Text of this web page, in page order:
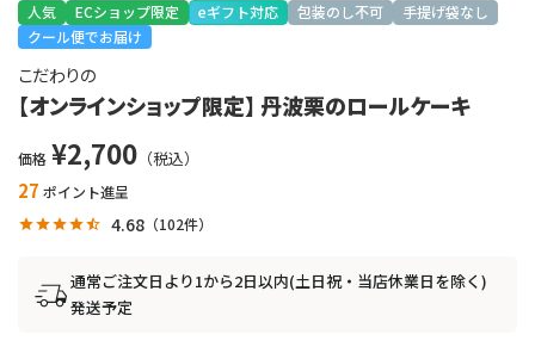
人気 ECショップ限定 eギフト対応 包装のし不可
手提げ袋なし
クール便でお届け
こだわりの
【オンラインショップ限定】 丹波栗のロールケーキ
価格 ¥2,700
27 ポイント進呈
4.68 102
通常ご注文日より1から2日以内(土日祝・当店休業日を除く)
発送予定